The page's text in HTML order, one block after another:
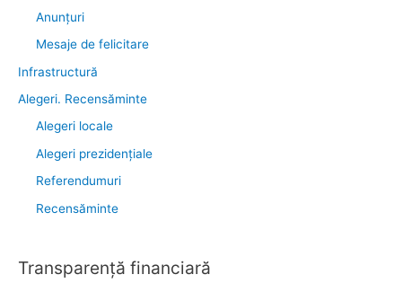
Anunţuri
Mesaje de felicitare
Infrastructură
Alegeri. Recensăminte
Alegeri locale
Alegeri prezidențiale
Referendumuri
Recensăminte
Transparenţă financiară